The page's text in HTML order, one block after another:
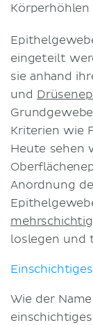
eingeteilt
sie anhand
und
Kriterien wie
Heute sehen
Anordnung
loslegen und
Wie der